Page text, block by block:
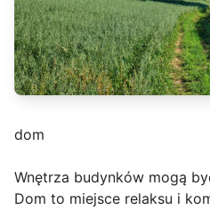
dom
Wnętrza budynków mogą
Dom to miejsce relaksu i